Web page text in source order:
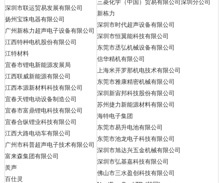
深圳市联运贸易发展有限公司
扬州宝珠电器有限公司
广州新栋力超声电子设备有限公司
江西特种电机股份有限公司
江特材料
宜春市锂电新能源发展局
江西联威新能源有限公司
江西本源新材料科技有限公司
宜春天锂电动设备制造公司
宜春市富鼎锂电科技有限公司
宜春合纵锂业科技有限公司
江西大路电动车有限公司
广州市科普超声电子技术有限公司
富来森集团有限公司
羙声
百仕灵
三菱化学（中国）贸易有限公司深圳分公司
新栋力
深圳市时代超声设备有限公司
深圳市恒翼能科技有限公司
东莞市丞弘机械设备有限公司
信华精机有限公司
上海米开罗那机电技术有限公司
东莞市雅康精密机械有限公司
深圳新宙邦科技股份有限公司
苏州捷力新能源材料有限公司
海特电子集团
东莞市易升电池有限公司
东莞市池龙电子科技有限公司
深圳市旭达兴五金机械有限公司
深圳市弘基嘉科技有限公司
佛山市三水盈创科技有限公司